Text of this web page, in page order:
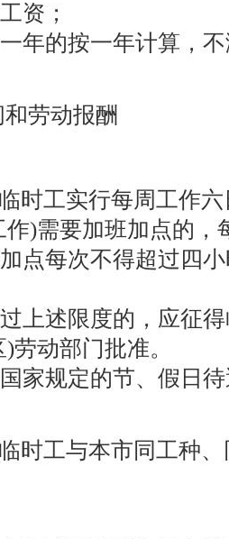
资；
的按一年计算，不
劳动报酬
工实行每周工作六
)需要加班加点的，
点每次不得超过四
述限度的，应征得
劳动部门批准。
规定的节、假日待
工与本市同工种、